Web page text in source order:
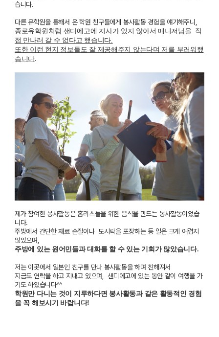
습니다.
다른 유학원을 통해서 온 학원 친구들에게 봉사활동 경험을 얘기해주니,
종로유학원처럼 샌디에고에 지사가 있지 않아서 매니저님을 직
접 만나러 갈 수 없다고 했습니다.
또한 이런 현지 정보들도 잘 제공해주지 않는다며 저를 부러워했
습니다.
제가 참여한 봉사활동은 홈리스들을 위한 음식을 만드는 봉사활동이었습
니다.
주방에서 간단한 재료 손질이나 도시락을 포장하는 등 일은 크게 어렵지
않았으며,
주방에 있는 원어민들과 대화를 할 수 있는 기회가 많았습니다.
저는 이곳에서 일본인 친구를 만나 봉사활동을 하며 친해져서
지금도 연락을 하고 지내고 있으며, 샌디에고에 있는 동안 같이 여행을 가
기도 하였습니다^^
학원만 다니는 것이 지루하다면 봉사활동과 같은 활동적인 경험
을 꼭 해보시기 바랍니다!